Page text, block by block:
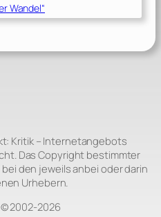
Wandel“
Kritik – Internetangebots
Das Copyright bestimmter
den jeweils anbei oder darin
Urhebern.
2002‑2026